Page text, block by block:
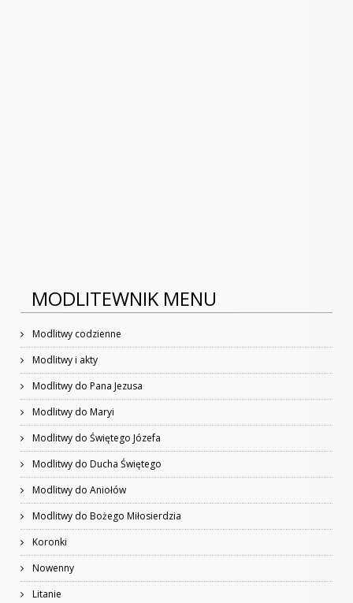
MODLITEWNIK MENU
Modlitwy codzienne
Modlitwy i akty
Modlitwy do Pana Jezusa
Modlitwy do Maryi
Modlitwy do Świętego Józefa
Modlitwy do Ducha Świętego
Modlitwy do Aniołów
Modlitwy do Bożego Miłosierdzia
Koronki
Nowenny
Litanie